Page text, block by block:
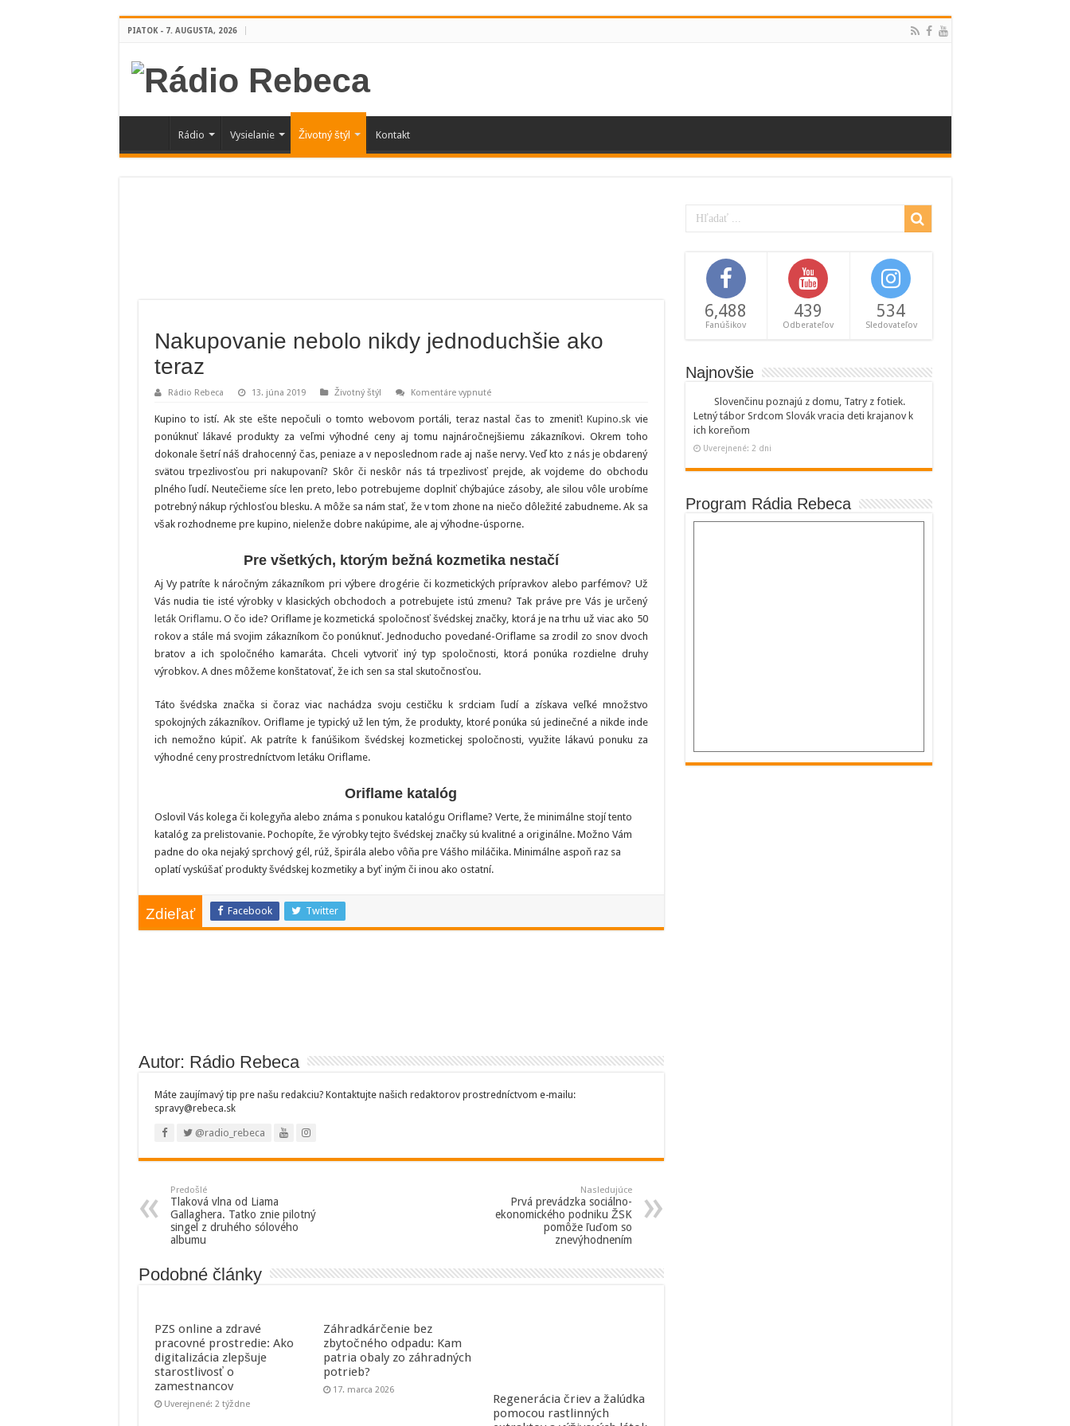
PIATOK - 7. AUGUSTA, 2026
Rádio Vysielanie Životný štýl Kontakt
Nakupovanie nebolo nikdy jednoduchšie ako
teraz
Rádio Rebeca 13. júna 2019 Životný štýl Komentáre vypnuténa
nebolo
nikdy
jednoduchšie
ako
teraz
Kupino to istí. Ak ste ešte nepočuli o tomto webovom portáli, teraz nastal čas to zmeniť!Kupino.sk vie
ponúknuť lákavé produkty za veľmi výhodné ceny aj tomu najnáročnejšiemu zákazníkovi. Okrem toho
dokonale šetrí náš drahocenný čas, peniaze a v neposlednom rade aj naše nervy. Veď kto z nás je obdarený
svätou trpezlivosťou pri nakupovaní? Skôr či neskôr nás tá trpezlivosť prejde, ak vojdeme do obchodu
plného ľudí. Neutečieme síce len preto, lebo potrebujeme doplniť chýbajúce zásoby, ale silou vôle urobíme
potrebný nákup rýchlosťou blesku. A môže sa nám stať, že v tom zhone na niečo dôležité zabudneme. Ak sa
však rozhodneme pre kupino, nielenže dobre nakúpime, ale aj výhodne-úsporne.
Pre všetkých, ktorým bežná kozmetika nestačí
Aj Vy patríte k náročným zákazníkom pri výbere drogérie či kozmetických prípravkov alebo parfémov? Už
Vás nudia tie isté výrobky v klasických obchodoch a potrebujete istú zmenu? Tak práve pre Vás je určený
leták Oriflamu. O čo ide? Oriflame je kozmetická spoločnosť švédskej značky, ktorá je na trhu už viac ako 50
rokov a stále má svojim zákazníkom čo ponúknuť. Jednoducho povedané-Oriflame sa zrodil zo snov dvoch
bratov a ich spoločného kamaráta. Chceli vytvoriť iný typ spoločnosti, ktorá ponúka rozdielne druhy
výrobkov. A dnes môžeme konštatovať, že ich sen sa stal skutočnosťou.
Táto švédska značka si čoraz viac nachádza svoju cestičku k srdciam ľudí a získava veľké množstvo
spokojných zákazníkov. Oriflame je typický už len tým, že produkty, ktoré ponúka sú jedinečné a nikde inde
ich nemožno kúpiť. Ak patríte k fanúšikom švédskej kozmetickej spoločnosti, využite lákavú ponuku za
výhodné ceny prostredníctvom letáku Oriflame.
Oriflame katalóg
Oslovil Vás kolega či kolegyňa alebo známa s ponukou katalógu Oriflame? Verte, že minimálne stojí tento
katalóg za prelistovanie. Pochopíte, že výrobky tejto švédskej značky sú kvalitné a originálne. Možno Vám
padne do oka nejaký sprchový gél, rúž, špirála alebo vôňa pre Vášho miláčika. Minimálne aspoň raz sa
oplatí vyskúšať produkty švédskej kozmetiky a byť iným či inou ako ostatní.
Zdieľať Facebook Twitter
Autor: Rádio Rebeca
Máte zaujímavý tip pre našu redakciu? Kontaktujte našich redaktorov prostredníctvom e-mailu:
spravy@rebeca.sk
@radio_rebeca
Predošlé
Tlaková vlna od Liama
Gallaghera. Tatko znie pilotný
singel z druhého sólového
albumu
Nasledujúce
Prvá prevádzka sociálno-
ekonomického podniku ŽSK
pomôže ľuďom so
znevýhodnením
Podobné články
PZS online a zdravé
pracovné prostredie: Ako
digitalizácia zlepšuje
starostlivosť o
zamestnancov
Uverejnené: 2 týždne
Záhradkárčenie bez
zbytočného odpadu: Kam
patria obaly zo záhradných
potrieb?
17. marca 2026
Regenerácia čriev a žalúdka
pomocou rastlinných
6,488
Fanúšikov
439
Odberateľov
534
Sledovateľov
Najnovšie
Slovenčinu poznajú z domu, Tatry z fotiek.
Letný tábor Srdcom Slovák vracia deti krajanov k
ich koreňom
Uverejnené: 2 dni
Program Rádia Rebeca